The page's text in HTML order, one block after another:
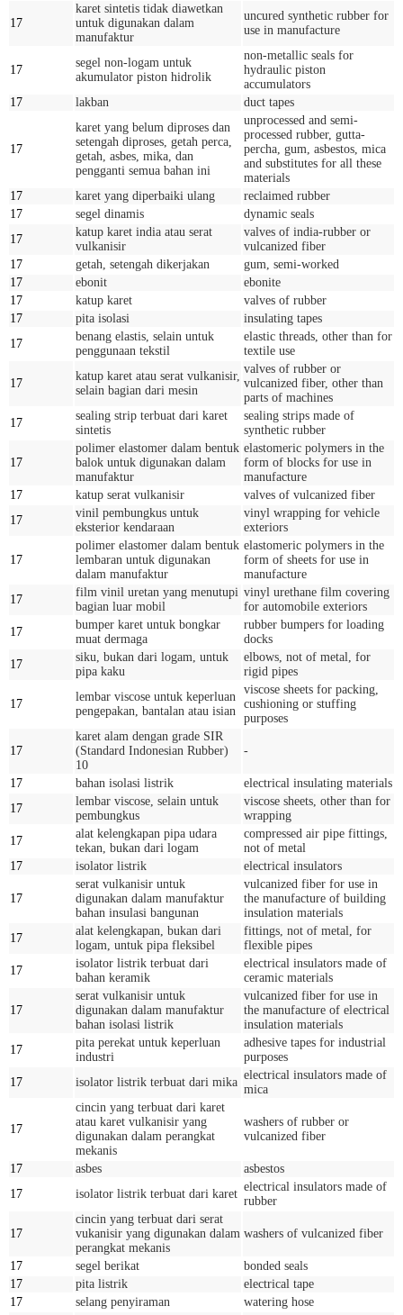
17
karet sintetis tidak diawetkan
untuk digunakan dalam
manufaktur
uncured synthetic rubber for
use in manufacture
17
segel non-logam untuk
akumulator piston hidrolik
non-metallic seals for
hydraulic piston
accumulators
17
lakban duct tapes
17
karet yang belum diproses dan
setengah diproses, getah perca,
getah, asbes, mika, dan
pengganti semua bahan ini
unprocessed and semi-
processed rubber, gutta-
percha, gum, asbestos, mica
and substitutes for all these
materials
17
karet yang diperbaiki ulang
reclaimed rubber
17
segel dinamis
dynamic seals
17
katup karet india atau serat
vulkanisir
valves of india-rubber or
vulcanized fiber
17
getah, setengah dikerjakan
gum, semi-worked
17
ebonit
ebonite
17
katup karet
valves of rubber
17
pita isolasi
insulating tapes
17
benang elastis, selain untuk
penggunaan tekstil
elastic threads, other than for
textile use
17
katup karet atau serat vulkanisir,
selain bagian dari mesin
valves of rubber or
vulcanized fiber, other than
parts of machines
17
sealing strip terbuat dari karet
sintetis
sealing strips made of
synthetic rubber
17
polimer elastomer dalam bentuk
balok untuk digunakan dalam
manufaktur
elastomeric polymers in the
form of blocks for use in
manufacture
17
katup serat vulkanisir
valves of vulcanized fiber
17
vinil pembungkus untuk
eksterior kendaraan
vinyl wrapping for vehicle
exteriors
17
polimer elastomer dalam bentuk
lembaran untuk digunakan
dalam manufaktur
elastomeric polymers in the
form of sheets for use in
manufacture
17
film vinil uretan yang menutupi
bagian luar mobil
vinyl urethane film covering
for automobile exteriors
17
bumper karet untuk bongkar
muat dermaga
rubber bumpers for loading
docks
17
siku, bukan dari logam, untuk
pipa kaku
elbows, not of metal, for
rigid pipes
17
lembar viscose untuk keperluan
pengepakan, bantalan atau isian
viscose sheets for packing,
cushioning or stuffing
purposes
17
karet alam dengan grade SIR
(Standard Indonesian Rubber)
10
-
17 bahan isolasi listrik
electrical insulating materials
17
lembar viscose, selain untuk
pembungkus
viscose sheets, other than for
wrapping
17
alat kelengkapan pipa udara
tekan, bukan dari logam
compressed air pipe fittings,
not of metal
17
isolator listrik electrical insulators
17
serat vulkanisir untuk
digunakan dalam manufaktur
bahan insulasi bangunan
vulcanized fiber for use in
the manufacture of building
insulation materials
17
alat kelengkapan, bukan dari
logam, untuk pipa fleksibel
fittings, not of metal, for
flexible pipes
17
isolator listrik terbuat dari
bahan keramik
electrical insulators made of
ceramic materials
17
serat vulkanisir untuk
digunakan dalam manufaktur
bahan isolasi listrik
vulcanized fiber for use in
the manufacture of electrical
insulation materials
17
pita perekat untuk keperluan
industri
adhesive tapes for industrial
purposes
17
isolator listrik terbuat dari mika
electrical insulators made of
mica
17
cincin yang terbuat dari karet
atau karet vulkanisir yang
digunakan dalam perangkat
mekanis
washers of rubber or
vulcanized fiber
17 asbes
asbestos
17
isolator listrik terbuat dari karet
electrical insulators made of
rubber
17
cincin yang terbuat dari serat
vukanisir yang digunakan dalam
perangkat mekanis
washers of vulcanized fiber
17 segel berikat
bonded seals
17
pita listrik
electrical tape
17
selang penyiraman
watering hose